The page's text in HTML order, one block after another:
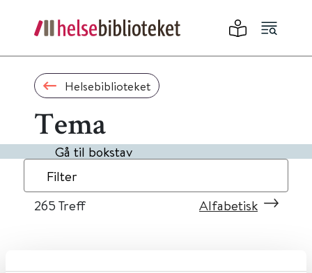
Helsebiblioteket
Tema
Gå til bokstav
Filter
265 Treff Alfabetisk